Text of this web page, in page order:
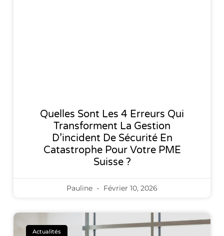
Quelles Sont Les 4 Erreurs Qui
Transforment La Gestion
D’incident De Sécurité En
Catastrophe Pour Votre PME
Suisse ?
Pauline Février 10, 2026
Actualités